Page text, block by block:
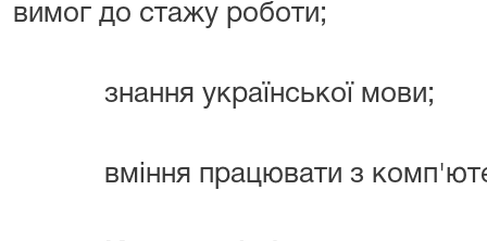
вимог до стажу роботи;
знання української мови;
вміння працювати з